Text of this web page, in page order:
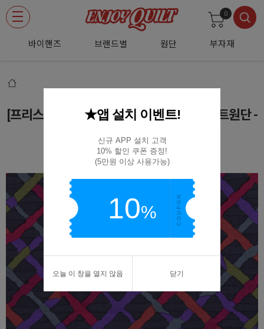
바이핸즈 브랜드별 원단 부자재
0
[프리스피릿(로완)] 메드플레이드 037 프린트원단 -
PWBM037-CHARC
★앱 설치 이벤트!
신규 APP 설치 고객
10% 할인 쿠폰 증정!
(5만원 이상 사용가능)
10%
오늘 이 창을 열지 않음 닫기